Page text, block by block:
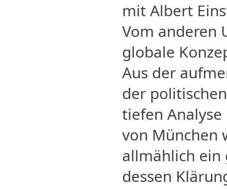
mit Albert
Vom anderen
globale
Aus der
der
tiefen
von München
allmählich ein
dessen